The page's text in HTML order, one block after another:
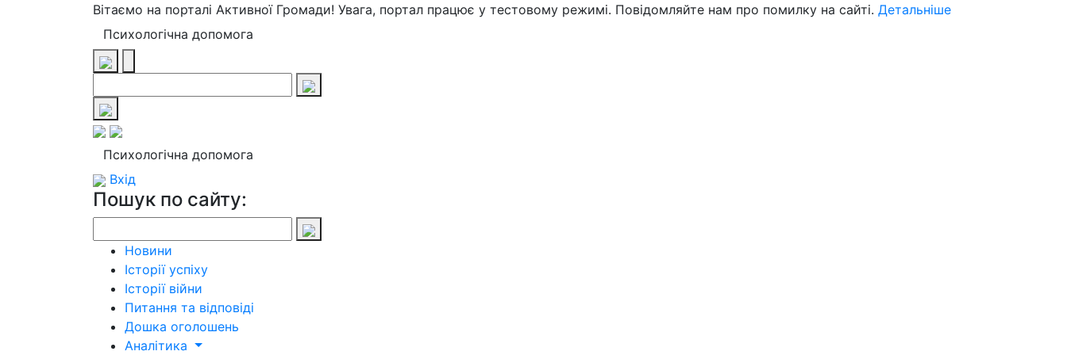
Вітаємо на порталі Активної Громади! Увага, портал працює у тестовому режимі. Повідомляйте нам про помилку на сайті. Детальніше
Психологічна допомога
Психологічна допомога
Вхід
Пошук по сайту:
Новини
Історії успіху
Історії війни
Питання та відповіді
Дошка оголошень
Аналітика